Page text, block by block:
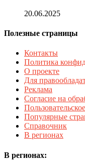
20.06.2025
Полезные страницы
Контакты
Политика
О проекте
Для
Реклама
Согласие на
Популярные
Справочник
В регионах
В регионах: